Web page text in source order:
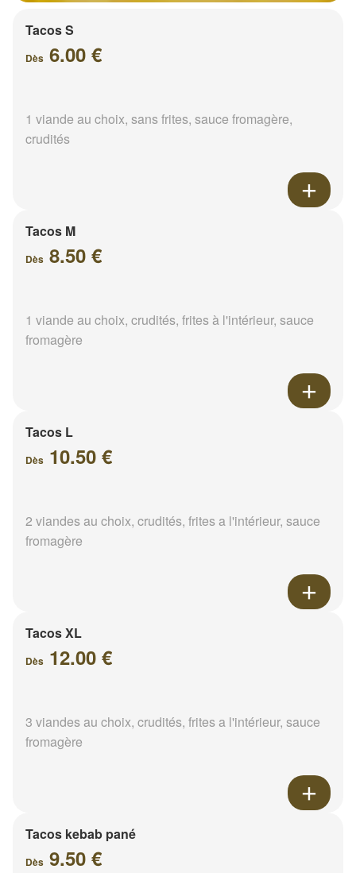
Tacos S
Dès 6.00 €
1 viande au choix, sans frites, sauce fromagère,
crudités
Tacos M
Dès 8.50 €
1 viande au choix, crudités, frites à l'intérieur, sauce
fromagère
Tacos L
Dès 10.50 €
2 viandes au choix, crudités, frites a l'intérieur, sauce
fromagère
Tacos XL
Dès 12.00 €
3 viandes au choix, crudités, frites a l'intérieur, sauce
fromagère
Tacos kebab pané
Dès 9.50 €